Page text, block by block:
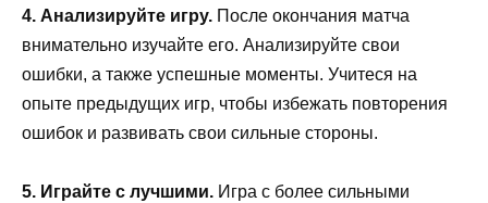
4. Анализируйте игру. После окончания матча
внимательно изучайте его. Анализируйте свои
ошибки, а также успешные моменты. Учитеся на
опыте предыдущих игр, чтобы избежать повторения
ошибок и развивать свои сильные стороны.
5. Играйте с лучшими. Игра с более сильными